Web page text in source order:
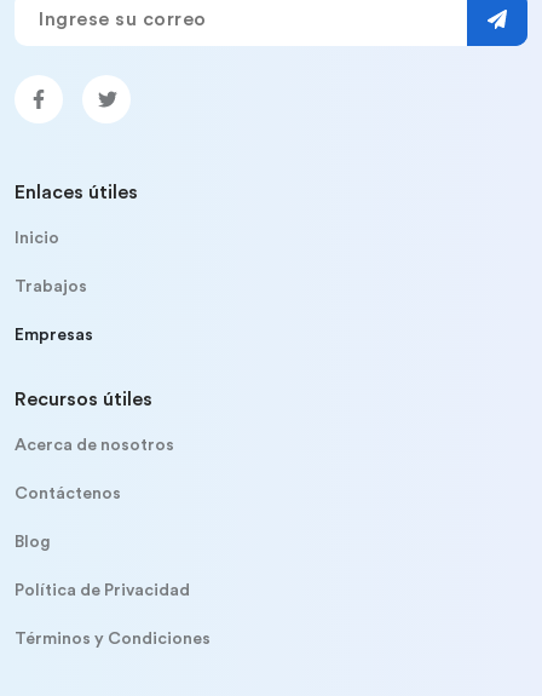
Enlaces útiles
Inicio
Trabajos
Empresas
Recursos útiles
Acerca de nosotros
Contáctenos
Blog
Política de Privacidad
Términos y Condiciones